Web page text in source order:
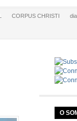
CORPUS CHRISTI
O